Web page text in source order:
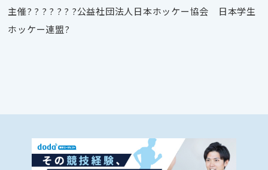
主催? ? ? ? ? ? ?公益社団法人日本ホッケー協会 日本学生
ホッケー連盟?